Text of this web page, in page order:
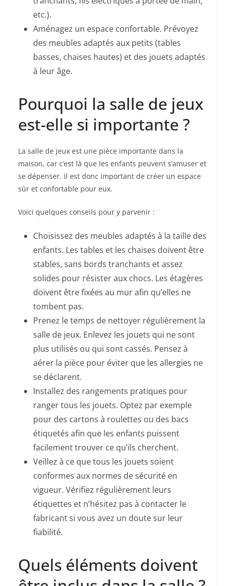
etc.).
Aménagez un espace confortable. Prévoyez
des meubles adaptés aux petits (tables
basses, chaises hautes) et des jouets adaptés
à leur âge.
Pourquoi la salle de jeux
est-elle si importante ?
La salle de jeux est une pièce importante dans la
maison, car c’est là que les enfants peuvent s’amuser et
se dépenser. Il est donc important de créer un espace
sûr et confortable pour eux.
Voici quelques conseils pour y parvenir :
Choisissez des meubles adaptés à la taille des
enfants. Les tables et les chaises doivent être
stables, sans bords tranchants et assez
solides pour résister aux chocs. Les étagères
doivent être fixées au mur afin qu’elles ne
tombent pas.
Prenez le temps de nettoyer régulièrement la
salle de jeux. Enlevez les jouets qui ne sont
plus utilisés ou qui sont cassés. Pensez à
aérer la pièce pour éviter que les allergies ne
se déclarent.
Installez des rangements pratiques pour
ranger tous les jouets. Optez par exemple
pour des cartons à roulettes ou des bacs
étiquetés afin que les enfants puissent
facilement trouver ce qu’ils cherchent.
Veillez à ce que tous les jouets soient
conformes aux normes de sécurité en
vigueur. Vérifiez régulièrement leurs
étiquettes et n’hésitez pas à contacter le
fabricant si vous avez un doute sur leur
fiabilité.
Quels éléments doivent